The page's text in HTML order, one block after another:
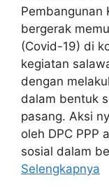
Pembangunan
bergerak
(Covid-19) di
kegiatan
dengan
dalam bentuk
pasang. Aksi
oleh DPC PPP
sosial dalam
Selengkapnya